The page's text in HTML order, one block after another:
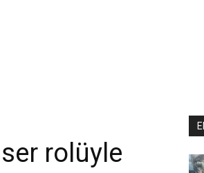
rolüyle